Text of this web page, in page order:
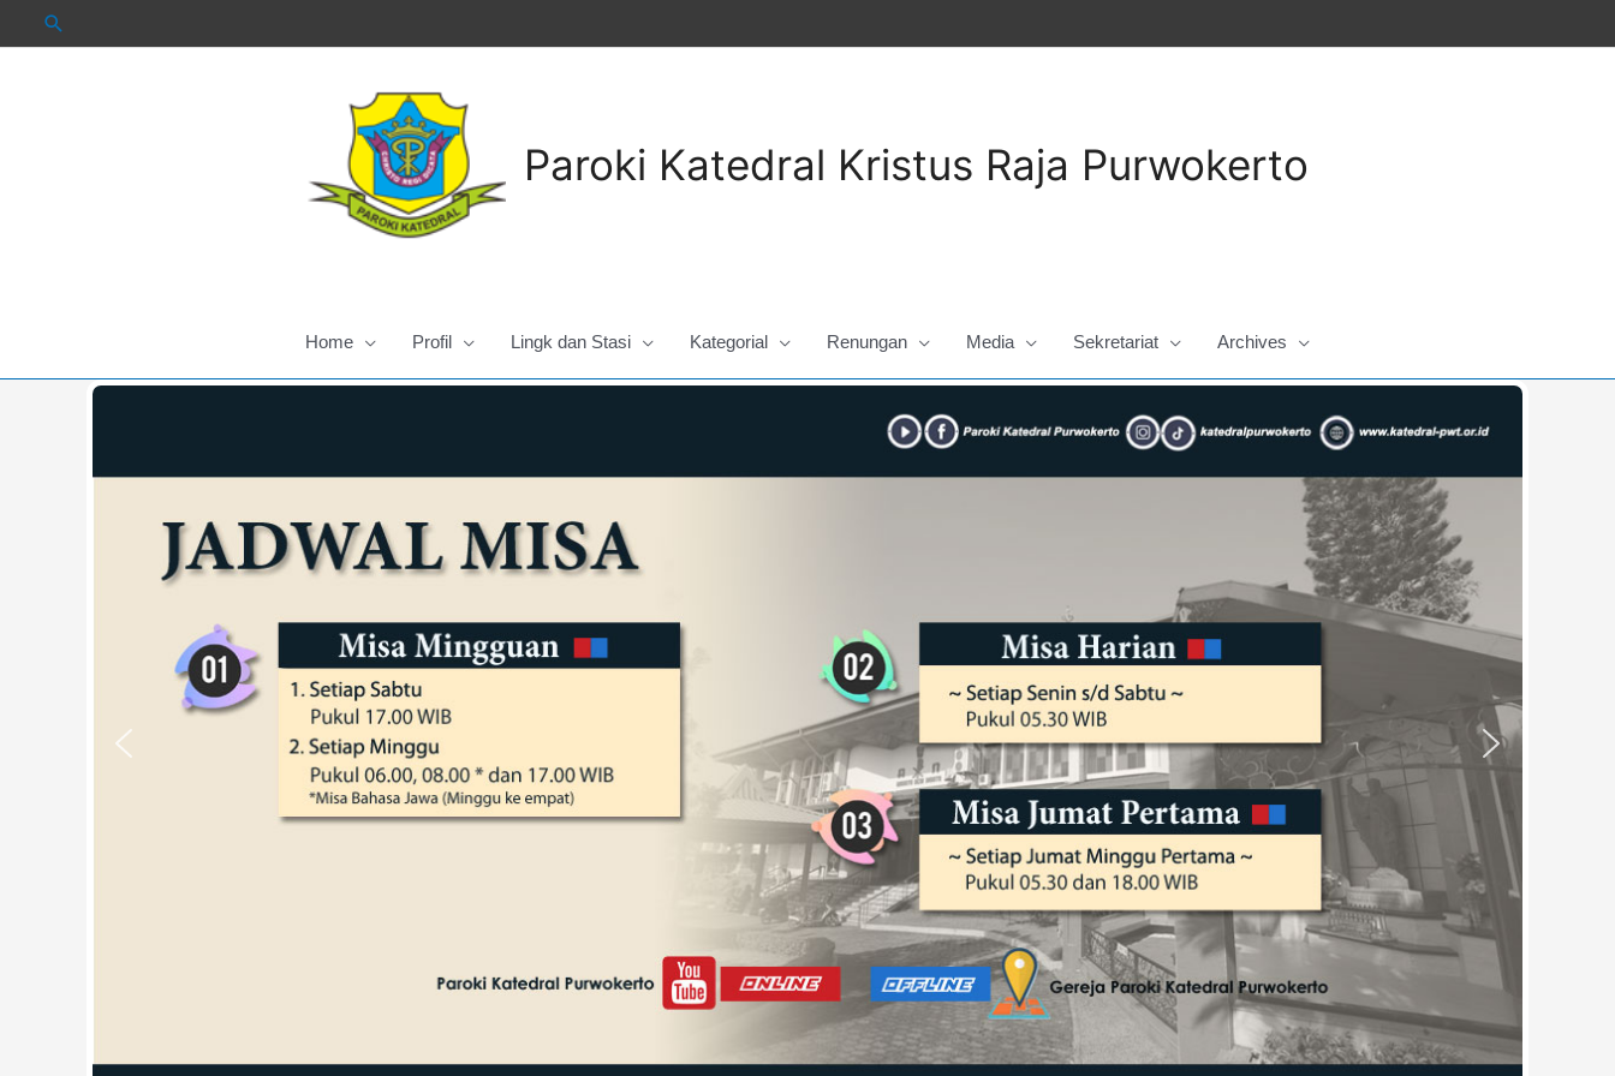
to
Paroki Katedral Kristus Raja Purwokerto
Home Profil Lingk dan Stasi Kategorial Renungan Media Sekretariat Archives